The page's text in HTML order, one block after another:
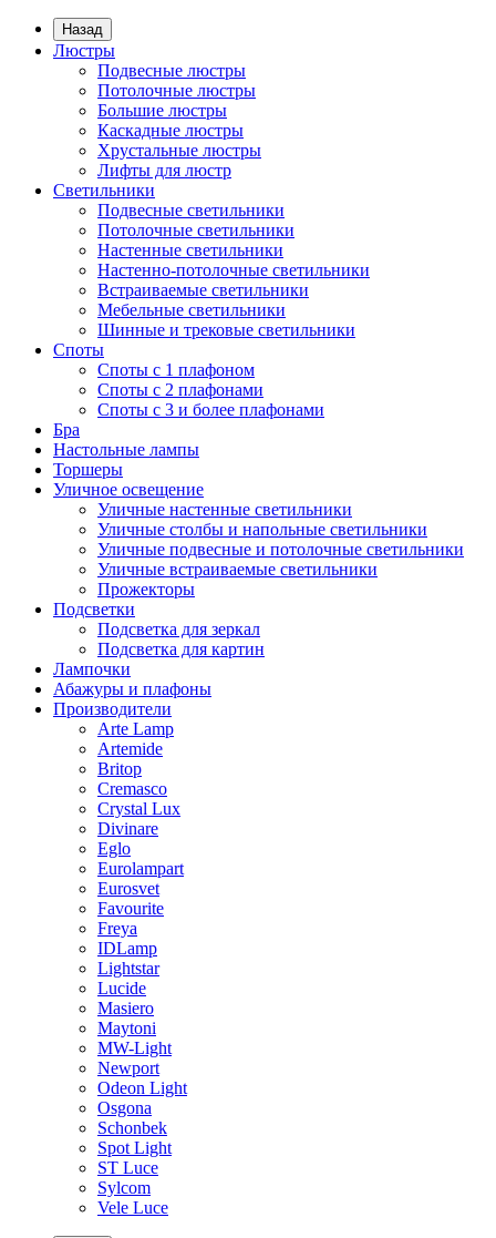
Назад
Люстры
Подвесные люстры
Потолочные люстры
Большие люстры
Каскадные люстры
Хрустальные люстры
Лифты для люстр
Светильники
Подвесные светильники
Потолочные светильники
Настенные светильники
Настенно-потолочные светильники
Встраиваемые светильники
Мебельные светильники
Шинные и трековые светильники
Споты
Споты с 1 плафоном
Споты с 2 плафонами
Споты с 3 и более плафонами
Бра
Настольные лампы
Торшеры
Уличное освещение
Уличные настенные светильники
Уличные столбы и напольные светильники
Уличные подвесные и потолочные светильники
Уличные встраиваемые светильники
Прожекторы
Подсветки
Подсветка для зеркал
Подсветка для картин
Лампочки
Абажуры и плафоны
Производители
Arte Lamp
Artemide
Britop
Cremasco
Crystal Lux
Divinare
Eglo
Eurolampart
Eurosvet
Favourite
Freya
IDLamp
Lightstar
Lucide
Masiero
Maytoni
MW-Light
Newport
Odeon Light
Osgona
Schonbek
Spot Light
ST Luce
Sylcom
Vele Luce